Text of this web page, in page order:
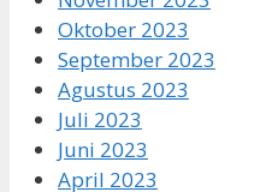
Oktober 2023
September 2023
Agustus 2023
Juli 2023
Juni 2023
April 2023